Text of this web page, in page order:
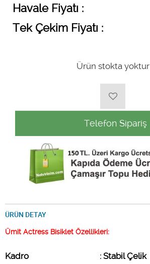
Havale Fiyatı :
Tek Çekim Fiyatı :
Ürün stokta yoktur
Telefon Sipariş
ÜRÜN DETAY
Ümit Actress Bisiklet Özellikleri:
Kadro
: Stabil Çelik